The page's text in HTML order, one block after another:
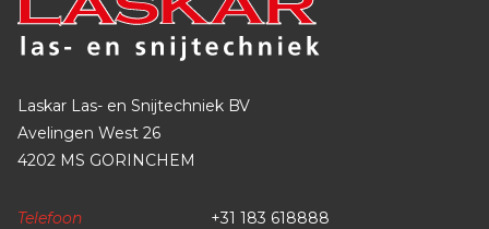
Laskar Las- en Snijtechniek BV
Avelingen West 26
4202 MS GORINCHEM
Telefoon
+31 183 618888